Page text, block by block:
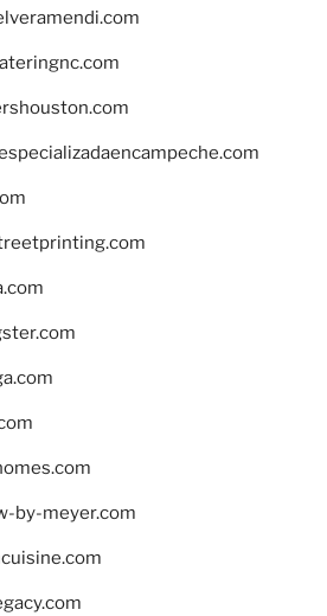
by-meyer.com